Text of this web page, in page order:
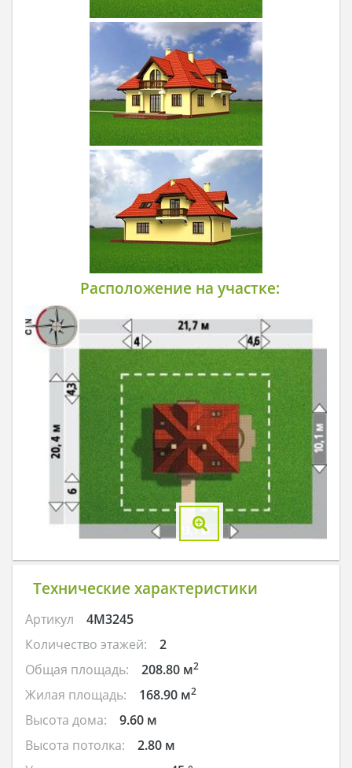
Расположение на участке:
Технические характеристики
Артикул
4M3245
Количество этажей:
2
Общая площадь:
208.80 м2
Жилая площадь: 168.90 м2
Высота дома:
9.60 м
Высота потолка:
2.80 м